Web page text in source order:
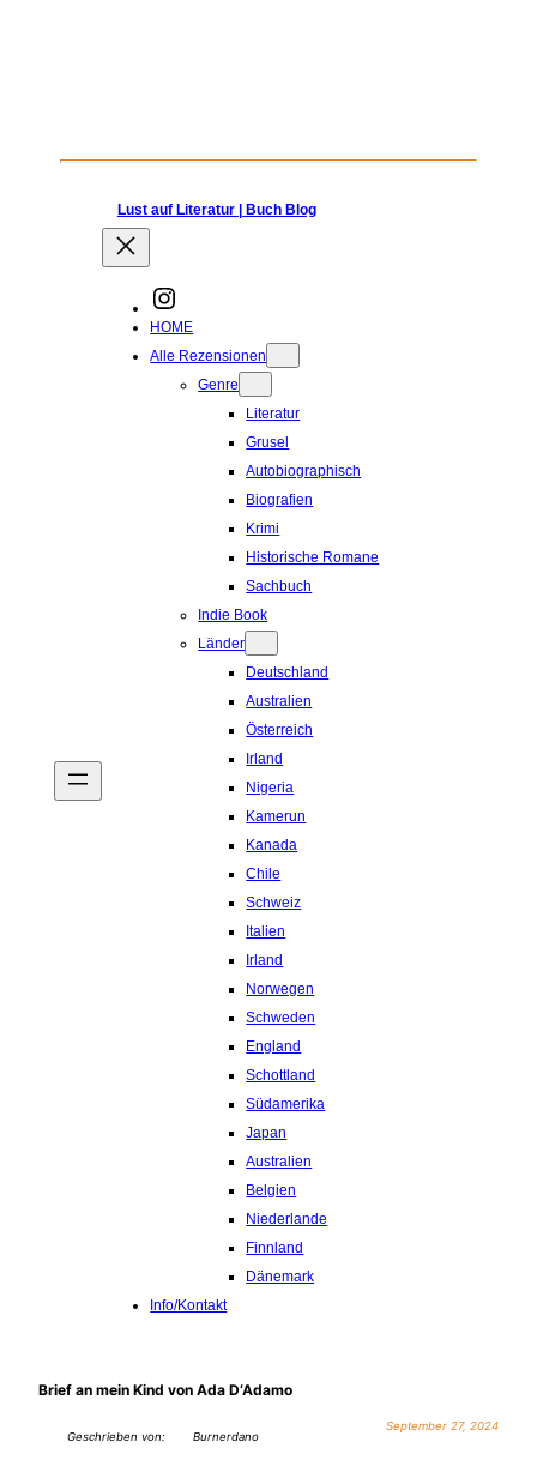
Lust auf Literatur | Buch Blog
Instagram
HOME
Alle Rezensionen
Genre
Literatur
Grusel
Autobiographisch
Biografien
Krimi
Historische Romane
Sachbuch
Indie Book
Länder
Deutschland
Australien
Österreich
Irland
Nigeria
Kamerun
Kanada
Chile
Schweiz
Italien
Irland
Norwegen
Schweden
England
Schottland
Südamerika
Japan
Australien
Belgien
Niederlande
Finnland
Dänemark
Info/Kontakt
Brief an mein Kind von Ada D‘Adamo
Geschrieben von: Burnerdano
September 27, 2024